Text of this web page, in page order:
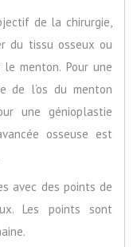
de la chirurgie,
du tissu osseux ou
menton. Pour une
de l’os du menton
une génioplastie
osseuse est
avec des points de
Les points sont